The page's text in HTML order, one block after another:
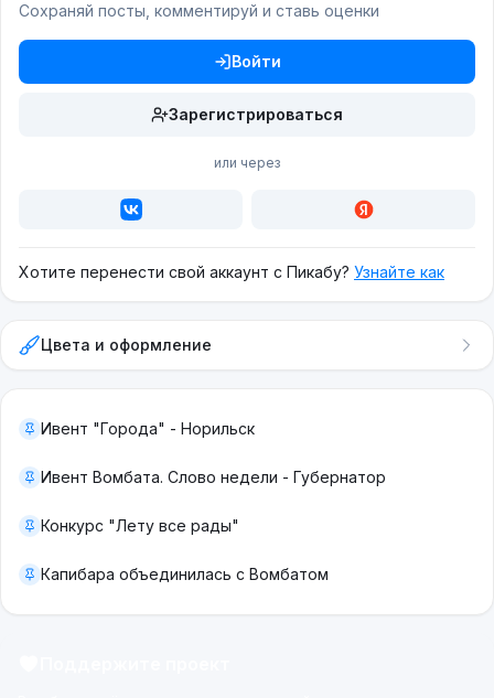
Сохраняй посты, комментируй и ставь оценки
Войти
Зарегистрироваться
или через
Хотите перенести свой аккаунт с Пикабу? Узнайте как
Цвета и оформление
Ивент "Города" - Норильск
Ивент Вомбата. Слово недели - Губернатор
Конкурс "Лету все рады"
Капибара объединилась с Вомбатом